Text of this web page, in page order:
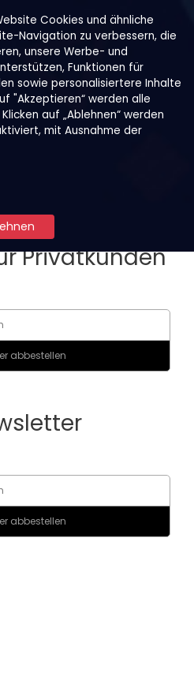
Cookies und ähnliche
Navigation zu verbessern, die
unsere Werbe- und
Funktionen für
sowie personalisiertere Inhalte
"Akzeptieren“ werden alle
auf „Ablehnen“ werden
mit Ausnahme der
Privatkunden